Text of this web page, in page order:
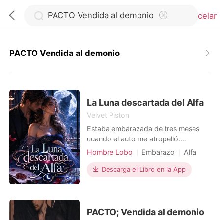
Cancelar
Recargar
Historia
Salir
PACTO Vendida al demonio
La Luna descartada del Alfa
Velvet Piston
Estaba embarazada de tres meses
cuando el auto me atropelló.
Tumbada en el suelo, apenas
esposo, el Alfa Ethan, una y otra vez.
No me contestó. Cuando por fin
Sabes que me da mucho miedo la
Hombre Lobo Embarazo
Alfa
Romance
Descarga el Libro en la App
PACTO; Vendida al demonio